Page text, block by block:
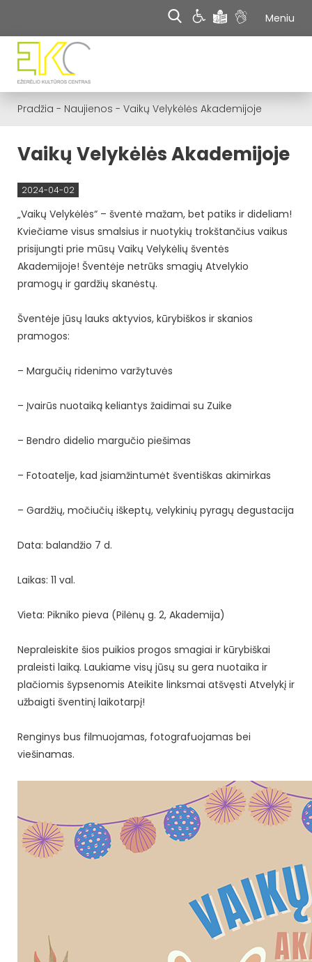
Meniu
Pradžia - Naujienos - Vaikų Velykėlės Akademijoje
Vaikų Velykėlės Akademijoje
2024-04-02
„Vaikų Velykėlės“ – šventė mažam, bet patiks ir dideliam!
Kviečiame visus smalsius ir nuotykių trokštančius vaikus
prisijungti prie mūsų Vaikų Velykėlių šventės
Akademijoje! Šventėje netrūks smagių Atvelykio
pramogų ir gardžių skanėstų.
Šventėje jūsų lauks aktyvios, kūrybiškos ir skanios
pramogos:
– Margučių ridenimo varžytuvės
– Įvairūs nuotaiką keliantys žaidimai su Zuike
– Bendro didelio margučio piešimas
– Fotoatelje, kad įsiamžintumėt šventiškas akimirkas
– Gardžių, močiučių iškeptų, velykinių pyragų degustacija
Data: balandžio 7 d.
Laikas: 11 val.
Vieta: Pikniko pieva (Pilėnų g. 2, Akademija)
Nepraleiskite šios puikios progos smagiai ir kūrybiškai
praleisti laiką. Laukiame visų jūsų su gera nuotaika ir
plačiomis šypsenomis Ateikite linksmai atšvęsti Atvelykį ir
užbaigti šventinį laikotarpį!
Renginys bus filmuojamas, fotografuojamas bei
viešinamas.